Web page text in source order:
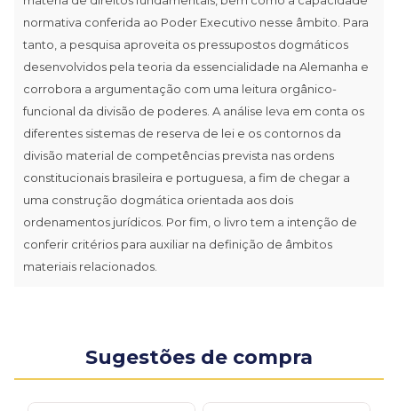
normativa conferida ao Poder Executivo nesse âmbito. Para
tanto, a pesquisa aproveita os pressupostos dogmáticos
desenvolvidos pela teoria da essencialidade na Alemanha e
corrobora a argumentação com uma leitura orgânico-
funcional da divisão de poderes. A análise leva em conta os
diferentes sistemas de reserva de lei e os contornos da
divisão material de competências prevista nas ordens
constitucionais brasileira e portuguesa, a fim de chegar a
uma construção dogmática orientada aos dois
ordenamentos jurídicos. Por fim, o livro tem a intenção de
conferir critérios para auxiliar na definição de âmbitos
materiais relacionados.
Sugestões de compra